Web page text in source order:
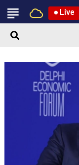
● Live